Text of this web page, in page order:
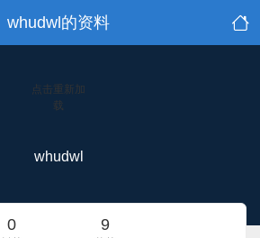
whudwl的资料
点击重新加
载
whudwl
0 9